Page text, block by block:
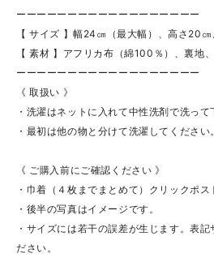
ーーーーーーーーーーーーーーーーーー
【 サイズ 】幅24㎝（最大幅）、高さ20
【 素材 】アフリカ布（綿100％）、裏地
ーーーーーーーーーーーーーーーーーー
《 取扱い 》
・洗濯はネットに入れて中性洗剤で洗って
・最初は他の物と分けて洗濯してください。
《 ご購入前にご確認ください 》
・巾着（４枚までまとめて）クリックポス
・後半の写真はイメージです。
・サイズには若干の誤差が生じます。表
ださい。